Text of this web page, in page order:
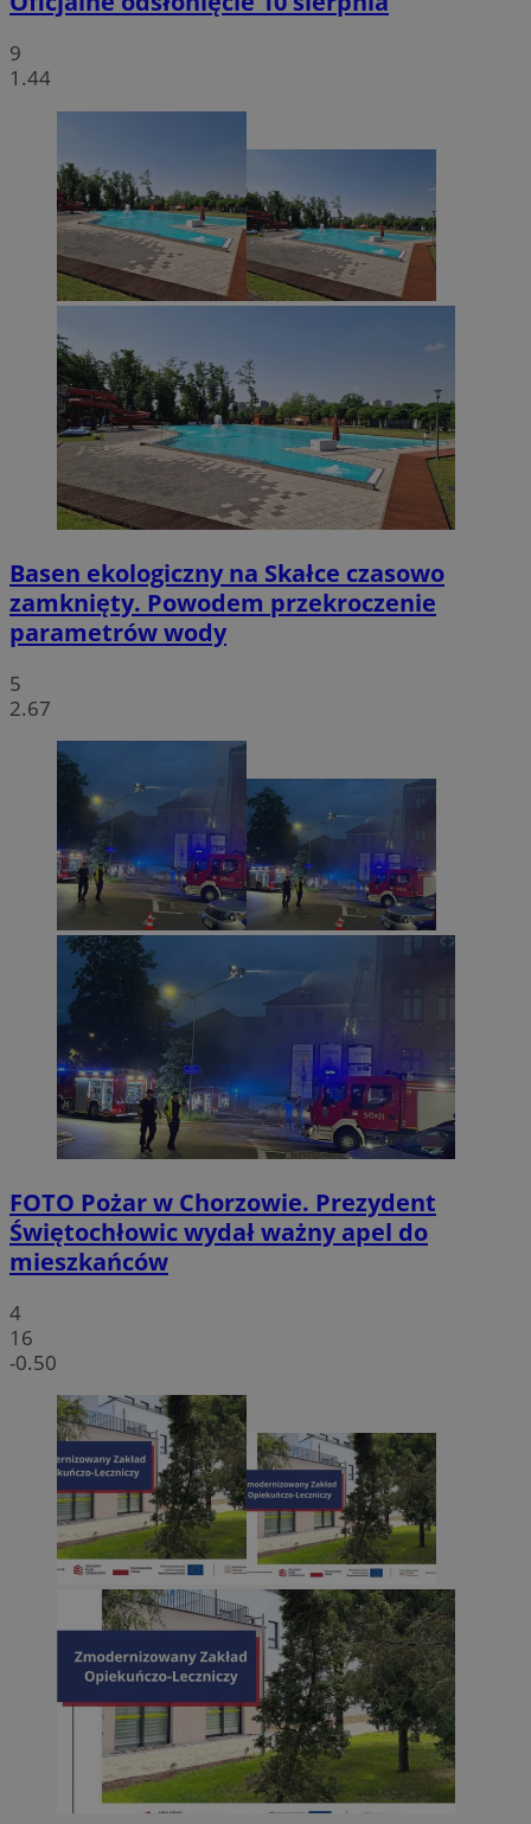
9
1.44
Basen ekologiczny na Skałce czasowo
zamknięty. Powodem przekroczenie
parametrów wody
5
2.67
FOTO Pożar w Chorzowie. Prezydent
Świętochłowic wydał ważny apel do
mieszkańców
4
16
-0.50